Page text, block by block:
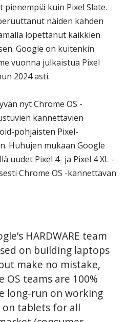
kuin Pixel Slate.
näiden kahden
lopettanut kaikkien
Google on kuitenkin
vuonna julkaistua Pixel
2024 asti.
nyt Chrome OS -
kannettavien
pohjaisten Pixel-
Huhujen mukaan Google
uudet Pixel 4- ja Pixel 4 XL -
Chrome OS -kannettavan
HARDWARE team
on building laptops
make no mistake,
OS teams are 100%
long-run on working
tablets for all